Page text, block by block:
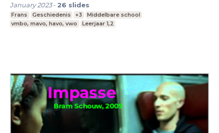
January 2023- 26 slides
Frans Geschiedenis +3
Middelbare school
vmbo, mavo, havo, vwo
Leerjaar 1,2